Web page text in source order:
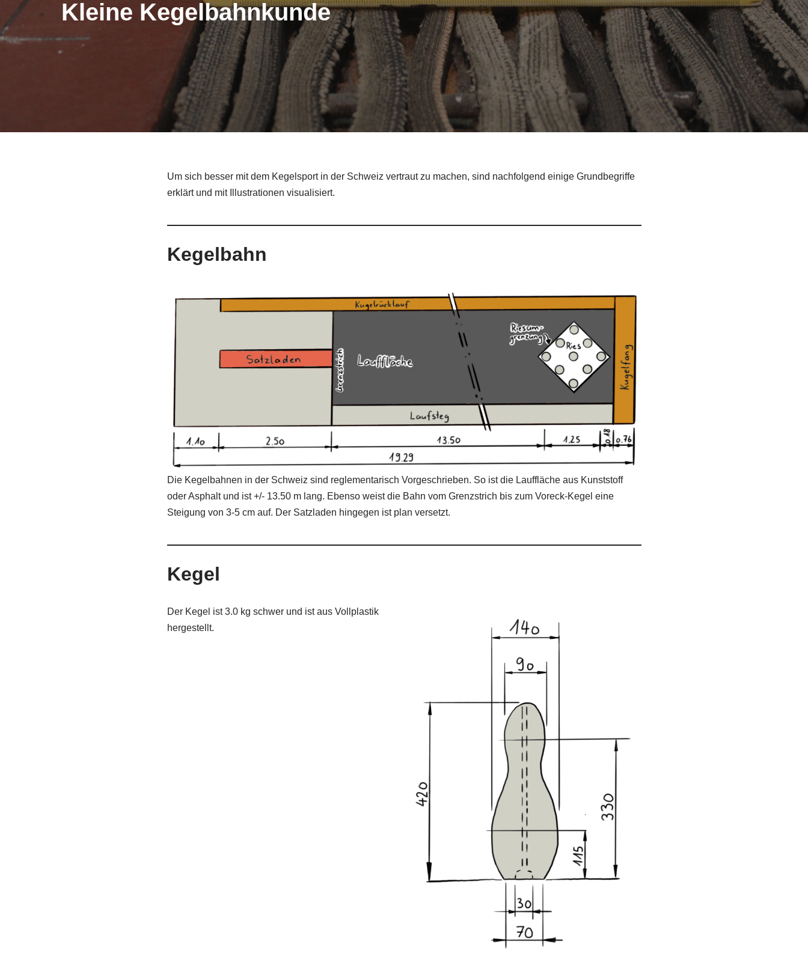
Kleine Kegelbahnkunde
Um sich besser mit dem Kegelsport in der Schweiz vertraut zu machen, sind nachfolgend einige Grundbegriffe
erklärt und mit Illustrationen visualisiert.
Kegelbahn
Die Kegelbahnen in der Schweiz sind reglementarisch Vorgeschrieben. So ist die Lauffläche aus Kunststoff
oder Asphalt und ist +/- 13.50 m lang. Ebenso weist die Bahn vom Grenzstrich bis zum Voreck-Kegel eine
Steigung von 3-5 cm auf. Der Satzladen hingegen ist plan versetzt.
Kegel
Der Kegel ist 3.0 kg schwer und ist aus Vollplastik
hergestellt.